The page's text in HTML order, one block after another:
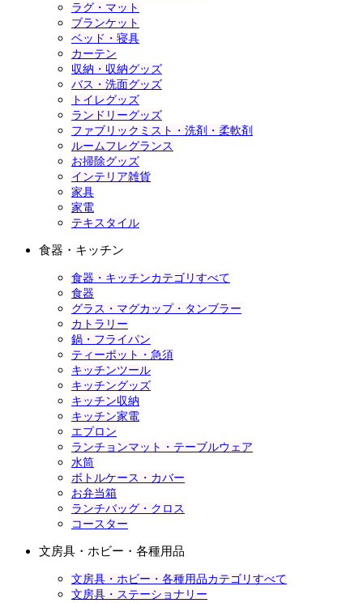
ラグ・マット
ブランケット
ベッド・寝具
カーテン
収納・収納グッズ
バス・洗面グッズ
トイレグッズ
ランドリーグッズ
ファブリックミスト・洗剤・柔軟剤
ルームフレグランス
お掃除グッズ
インテリア雑貨
家具
家電
テキスタイル
食器・キッチン
食器・キッチンカテゴリすべて
食器
グラス・マグカップ・タンブラー
カトラリー
鍋・フライパン
ティーポット・急須
キッチンツール
キッチングッズ
キッチン収納
キッチン家電
エプロン
ランチョンマット・テーブルウェア
水筒
ボトルケース・カバー
お弁当箱
ランチバッグ・クロス
コースター
文房具・ホビー・各種用品
文房具・ホビー・各種用品カテゴリすべて
文房具・ステーショナリー